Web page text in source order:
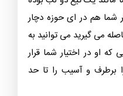
هم در ای حوزه دچار
می گیرید می توانید به
او در اختیار شما قرار
و آسیب را تا حد